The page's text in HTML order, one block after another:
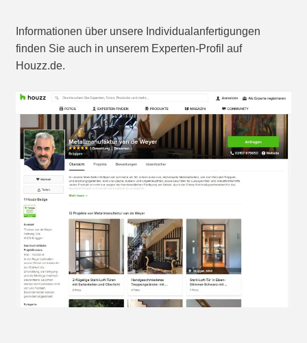
Informationen über unsere Individualanfertigungen
finden Sie auch in unserem Experten-Profil auf
Houzz.de.